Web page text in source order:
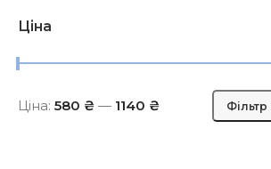
Ціна
Фільтр
Ціна: 580 ₴ — 1140 ₴